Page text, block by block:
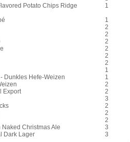
Potato Chips Ridge
1
1
2
2
2
2
2
2
1
Dunkles Hefe-Weizen 1
2
Export 2
3
2
2
2
Christmas Ale 3
Dark Lager 3